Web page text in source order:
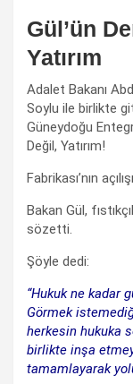
Gül’ün
Yatırım
Adalet Bakanı
Soylu ile birlikte
Güneydoğu
Değil, Yatırım!
Fabrikası’nın
Bakan Gül,
sözetti.
Şöyle dedi:
“Hukuk ne kadar
Görmek
herkesin hukuka
birlikte inşa
tamamlayarak